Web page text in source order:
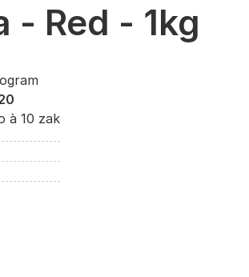
- Red - 1kg
à 10 zak